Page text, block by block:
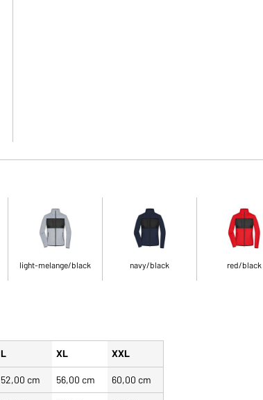
light-melange/black navy/black red/black
L XL XXL
52,00 cm 56,00 cm 60,00 cm